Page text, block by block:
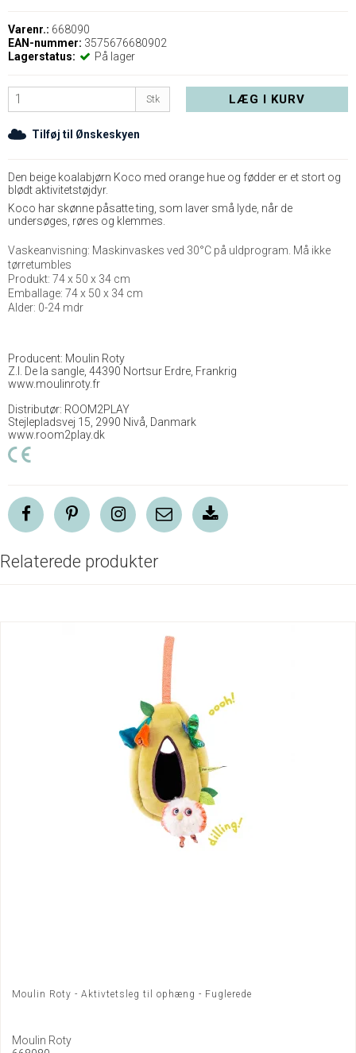
Varenr.: 668090
EAN-nummer: 3575676680902
Lagerstatus:
På lager
Stk LÆG I KURV
Tilføj til Ønskeskyen
Den beige koalabjørn Koco med orange hue og fødder er et stort og
blødt aktivitetstøjdyr.
Koco har skønne påsatte ting, som laver små lyde, når de
undersøges, røres og klemmes.
Vaskeanvisning: Maskinvaskes ved 30°C på uldprogram. Må ikke
tørretumbles
Produkt: 74 x 50 x 34 cm
Emballage: 74 x 50 x 34 cm
Alder: 0-24 mdr
Producent: Moulin Roty
Z.I. De la sangle, 44390 Nortsur Erdre, Frankrig
www.moulinroty.fr
Distributør: ROOM2PLAY
Stejlepladsvej 15, 2990 Nivå, Danmark
www.room2play.dk
Relaterede produkter
Moulin Roty - Aktivtetsleg til ophæng - Fuglerede
Moulin Roty